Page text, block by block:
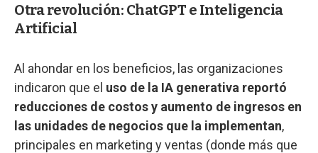
Otra revolución: ChatGPT e Inteligencia
Artificial
Al ahondar en los beneficios, las organizaciones
indicaron que el uso de la IA generativa reportó
reducciones de costos y aumento de ingresos en
las unidades de negocios que la implementan,
principales en marketing y ventas (donde más que